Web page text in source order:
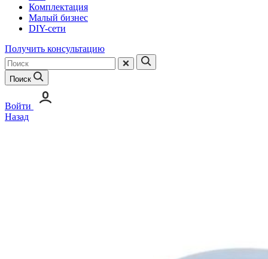
Комплектация
Малый бизнес
DIY-сети
Получить консультацию
Поиск
Войти
Назад